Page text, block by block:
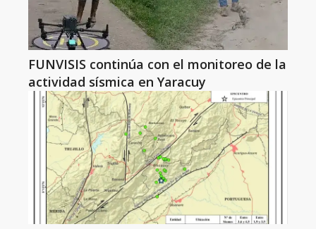
FUNVISIS continúa con el monitoreo de la
actividad sísmica en Yaracuy